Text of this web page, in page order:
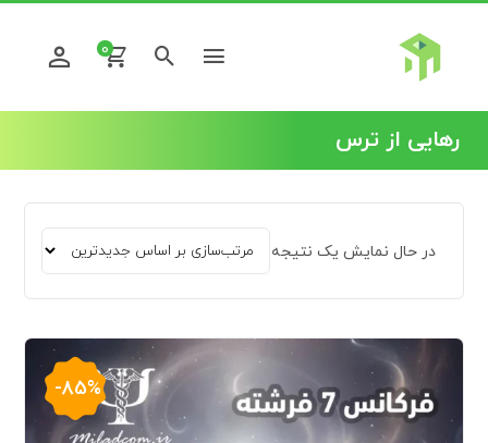
0
رهایی از ترس
در حال نمایش یک نتیجه
-85%